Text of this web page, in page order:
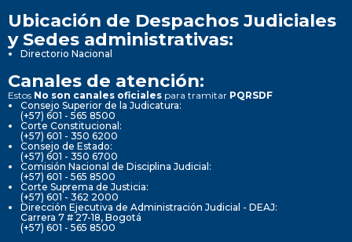
Ubicación de Despachos Judiciales
y Sedes administrativas:
Directorio Nacional
Canales de atención:
Estos No son canales oficiales para tramitar PQRSDF
Consejo Superior de la Judicatura:
(+57) 601 - 565 8500
Corte Constitucional:
(+57) 601 - 350 6200
Consejo de Estado:
(+57) 601 - 350 6700
Comisión Nacional de Disciplina Judicial:
(+57) 601 - 565 8500
Corte Suprema de Justicia:
(+57) 601 - 362 2000
Dirección Ejecutiva de Administración Judicial - DEAJ:
Carrera 7 # 27-18, Bogotá
(+57) 601 - 565 8500